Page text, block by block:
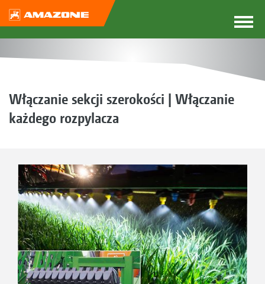
Włączanie sekcji szerokości | Włączanie
każdego rozpylacza